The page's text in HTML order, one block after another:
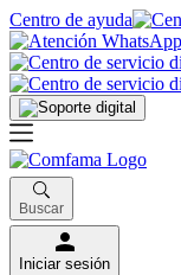
Centro de ayuda
Buscar
Iniciar sesión